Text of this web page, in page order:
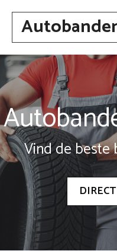
Spring
inhoud
Vind de beste